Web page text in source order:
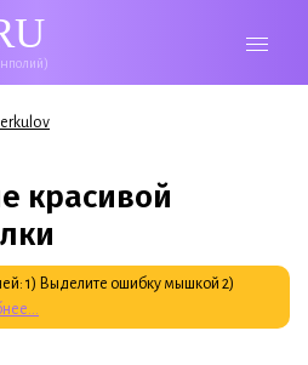
красивой
1) Выделите ошибку мышкой 2)